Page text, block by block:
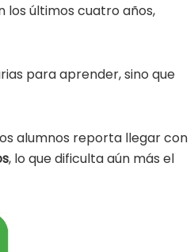
los últimos cuatro años,
para aprender, sino que
alumnos reporta llegar con
, lo que dificulta aún más el